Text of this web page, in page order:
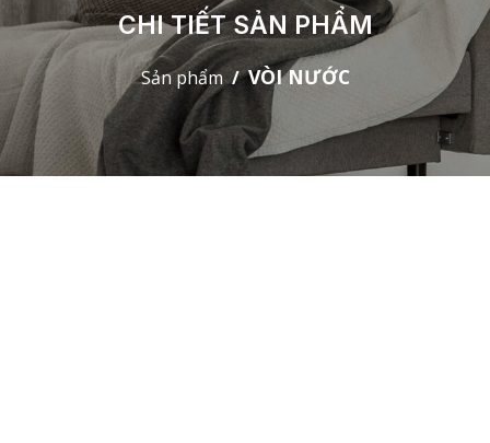
CHI TIẾT SẢN PHẨM
Sản phẩm VÒI NƯỚC